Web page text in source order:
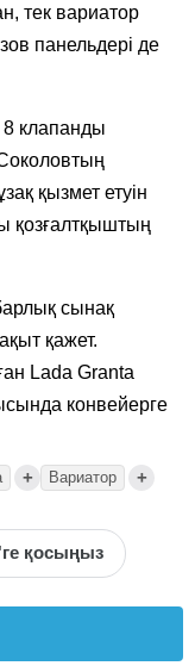
тек вариатор
панельдері де
8 клапанды
қызмет етуін
қозғалтқыштың
сынақ
қажет.
Lada Granta
конвейерге
+ Вариатор +
қосыңыз